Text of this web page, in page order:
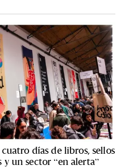
días de libros, sellos
un sector “en alerta”